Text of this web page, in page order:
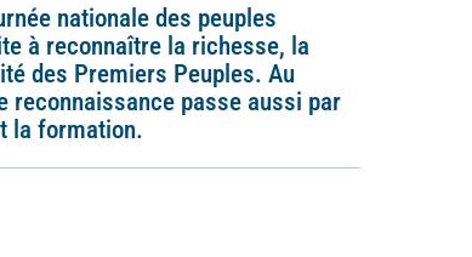
nationale des peuples
à reconnaître la richesse, la
des Premiers Peuples. Au
reconnaissance passe aussi par
la formation.